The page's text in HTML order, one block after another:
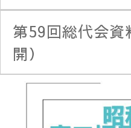
第59回総代会資
開）